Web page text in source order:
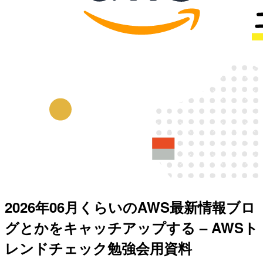
2026年06月くらいのAWS最新情報ブロ
グとかをキャッチアップする – AWSト
レンドチェック勉強会用資料